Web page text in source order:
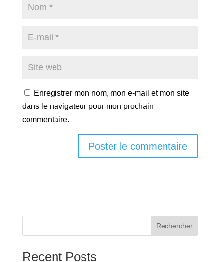
Enregistrer mon nom, mon e-mail et mon site
dans le navigateur pour mon prochain
commentaire.
r
Rechercher
Recent Posts